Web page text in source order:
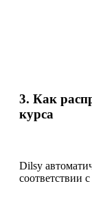
3. Как
курса
Dilsy
соответствии